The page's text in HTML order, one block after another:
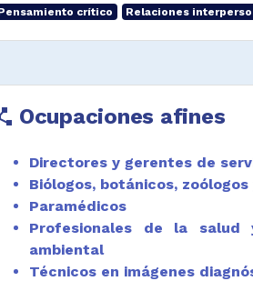
crítico
Relaciones
Ocupaciones afines
Directores y gerentes de
Biólogos, botánicos,
Paramédicos
Profesionales de la
ambiental
Técnicos en imágenes